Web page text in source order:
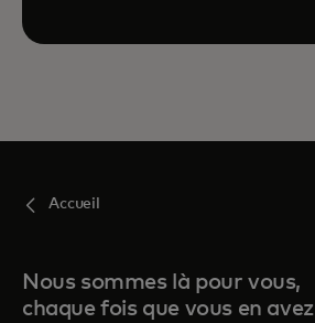
Accueil
Nous sommes là pour vous,
chaque fois que vous en avez